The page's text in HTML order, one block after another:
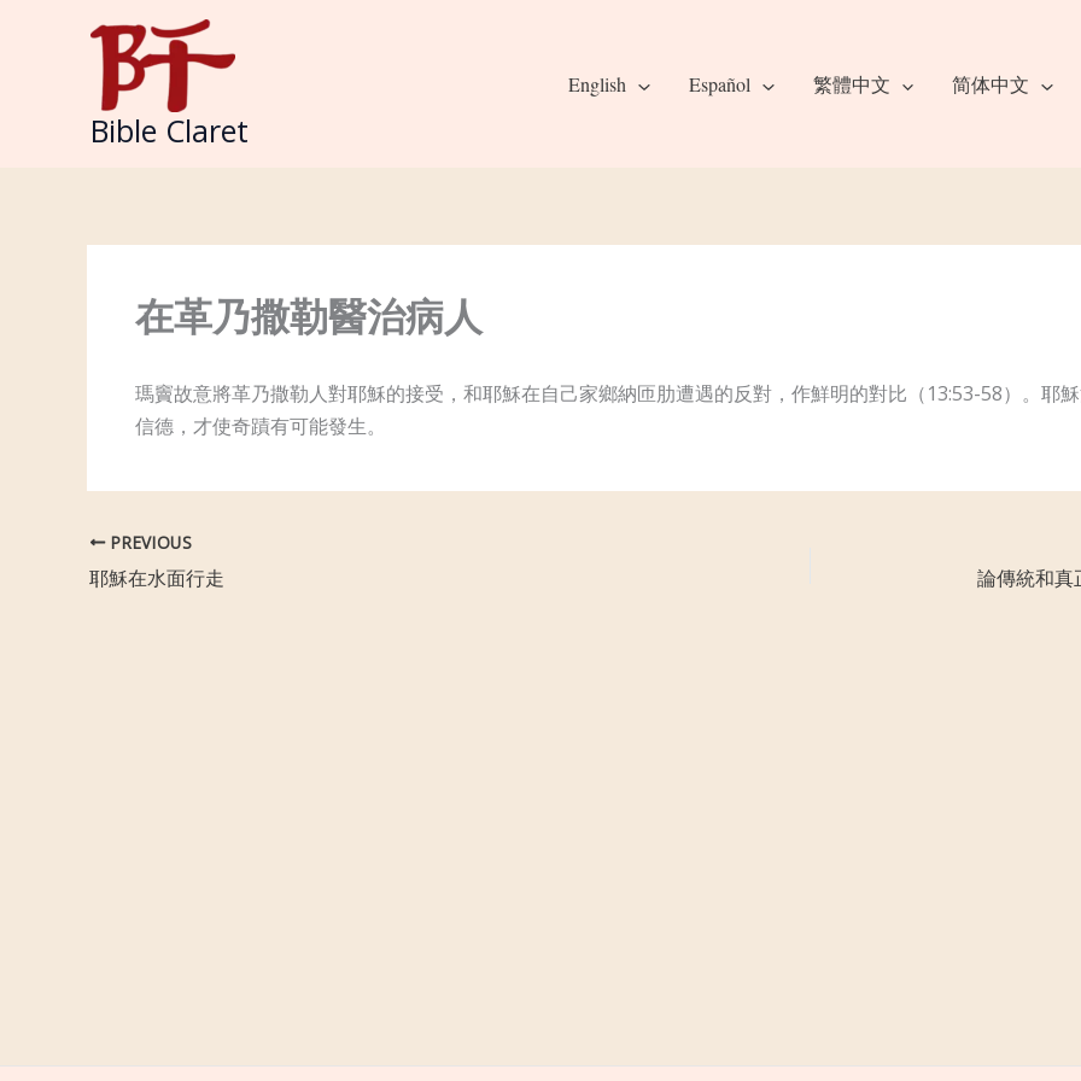
Bible Claret
English Español 繁體中文 简体中文
在革乃撒勒醫治病人
瑪竇故意將革乃撒勒人對耶穌的接受，和耶穌在自己家鄉納匝肋遭遇的反對，作鮮明的對比（13:53-58）。耶
信德，才使奇蹟有可能發生。
PREVIOUS
耶穌在水面行走